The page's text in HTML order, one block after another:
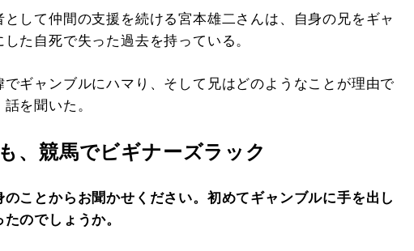
して仲間の支援を続ける宮本雄二さんは、自身の兄をギャ
た自死で失った過去を持っている。
ギャンブルにハマり、そして兄はどのようなことが理由で
を聞いた。
、競馬でビギナーズラック
ことからお聞かせください。初めてギャンブルに手を出し
のでしょうか。